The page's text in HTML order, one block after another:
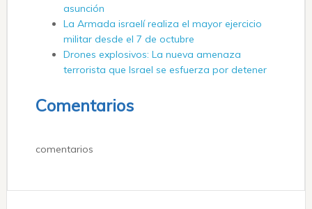
asunción
La Armada israelí realiza el mayor ejercicio
militar desde el 7 de octubre
Drones explosivos: La nueva amenaza
terrorista que Israel se esfuerza por detener
Comentarios
comentarios